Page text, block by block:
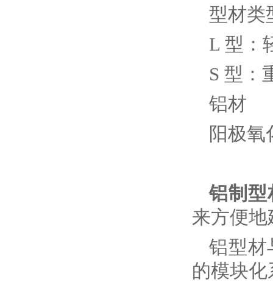
型材类
L 型：
S 型：
铝材
阳极氧
铝制型
来方便
铝型材
的模块